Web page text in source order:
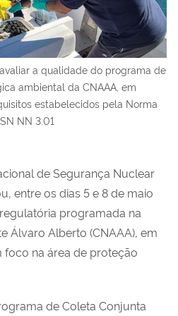
a qualidade do programa de
ambiental da CNAAA, em
estabelecidos pela Norma
NN 3.01
de Segurança Nuclear
entre os dias 5 e 8 de maio
programada na
Álvaro Alberto (CNAAA), em
foco na área de proteção
de Coleta Conjunta